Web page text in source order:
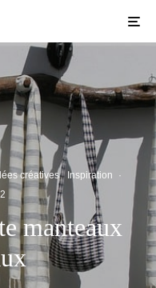
créatives Inspiration
·
manteaux